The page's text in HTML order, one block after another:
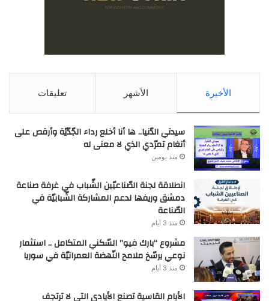
الأخيرة الأشهر تعليقات
سيدتي الدّنيا.. ها أنا أخلع رداء الجّدّيّة وأرقص على
أنغام تمرّدي الذي لا معنى له
منذ يومين
انطلاقة لجنة الصّناعيّين الشّباب في غرفة صناعة
دمشق وريفها لدعم المشاركة الشّبابيّة في
الصّناعة
منذ 3 أيام
مشروع “بارك فيو” السّكني المتكامل .. استثمار
نوعي يرسّخ ملامح النّهضة العمرانيّة في سوريا
منذ 3 أيام
الأيام القاسية تصنع الأيادي التي لا ترتجف